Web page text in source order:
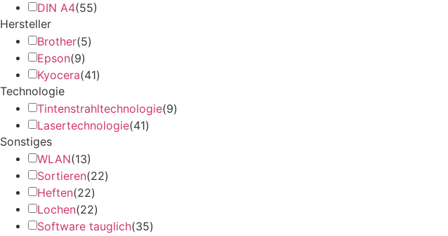
DIN A4(55)
Hersteller
Brother(5)
Epson(9)
Kyocera(41)
Technologie
Tintenstrahltechnologie(9)
Lasertechnologie(41)
Sonstiges
WLAN(13)
Sortieren(22)
Heften(22)
Lochen(22)
Software tauglich(35)